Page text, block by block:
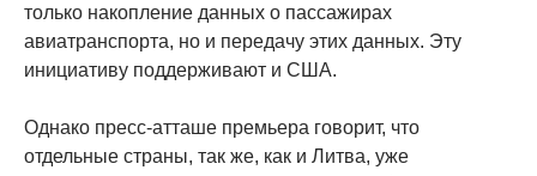
только накопление данных о пассажирах
авиатранспорта, но и передачу этих данных. Эту
инициативу поддерживают и США.
Однако пресс-атташе премьера говорит, что
отдельные страны, так же, как и Литва, уже